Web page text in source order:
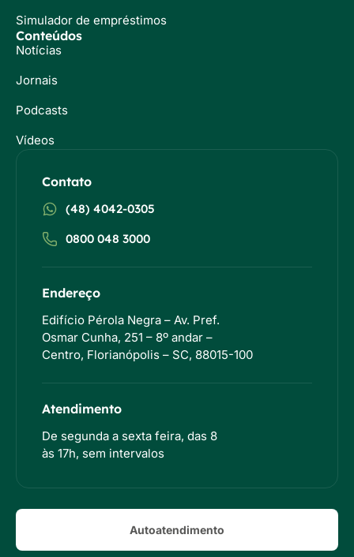
Simulador de empréstimos
Conteúdos
Notícias
Jornais
Podcasts
Vídeos
Contato
(48) 4042-0305
0800 048 3000
Endereço
Edifício Pérola Negra – Av. Pref.
Osmar Cunha, 251 – 8º andar –
Centro, Florianópolis – SC, 88015-100
Atendimento
De segunda a sexta feira, das 8
às 17h, sem intervalos
Autoatendimento